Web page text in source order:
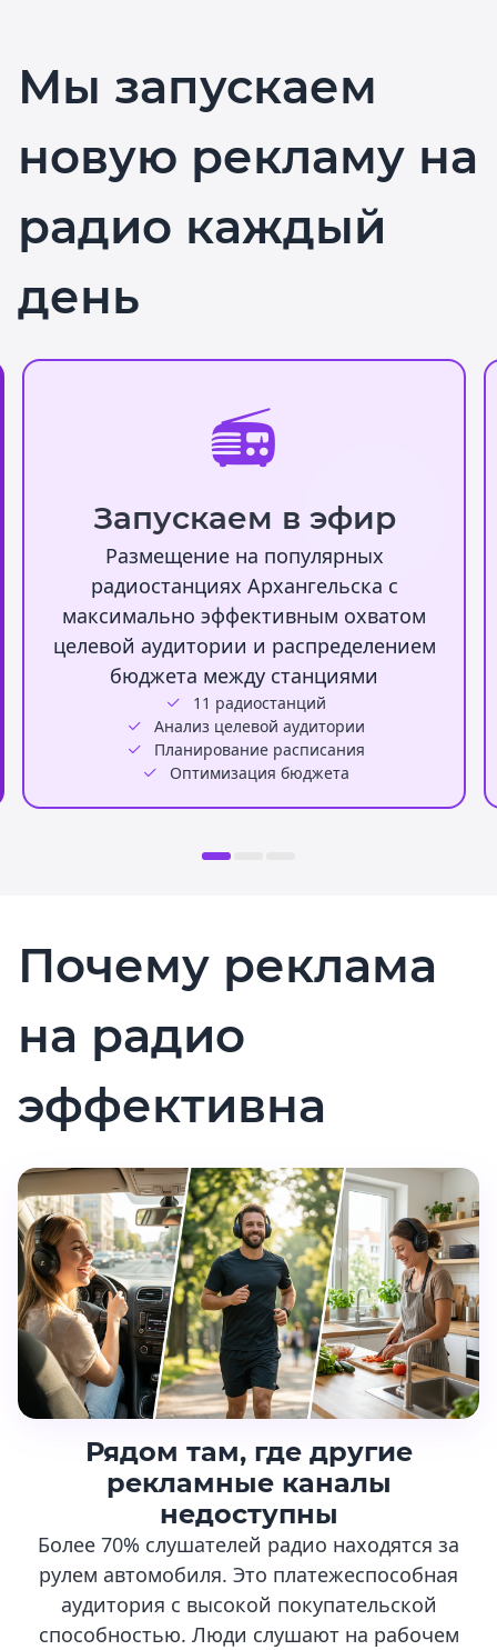
Мы запускаем
новую рекламу на
радио каждый
день
📻
Запускаем в эфир
Размещение на популярных
радиостанциях Архангельска с
максимально эффективным охватом
целевой аудитории и распределением
бюджета между станциями
11 радиостанций
Анализ целевой аудитории
Планирование расписания
Оптимизация бюджета
Почему реклама
на радио
эффективна
Рядом там, где другие
рекламные каналы
недоступны
Более 70% слушателей радио находятся за
рулем автомобиля. Это платежеспособная
аудитория с высокой покупательской
способностью. Люди слушают на рабочем